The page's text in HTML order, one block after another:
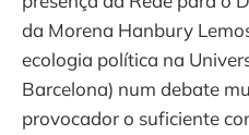
da Morena Hanbury
ecologia política na
Barcelona) num debate
provocador o suficiente